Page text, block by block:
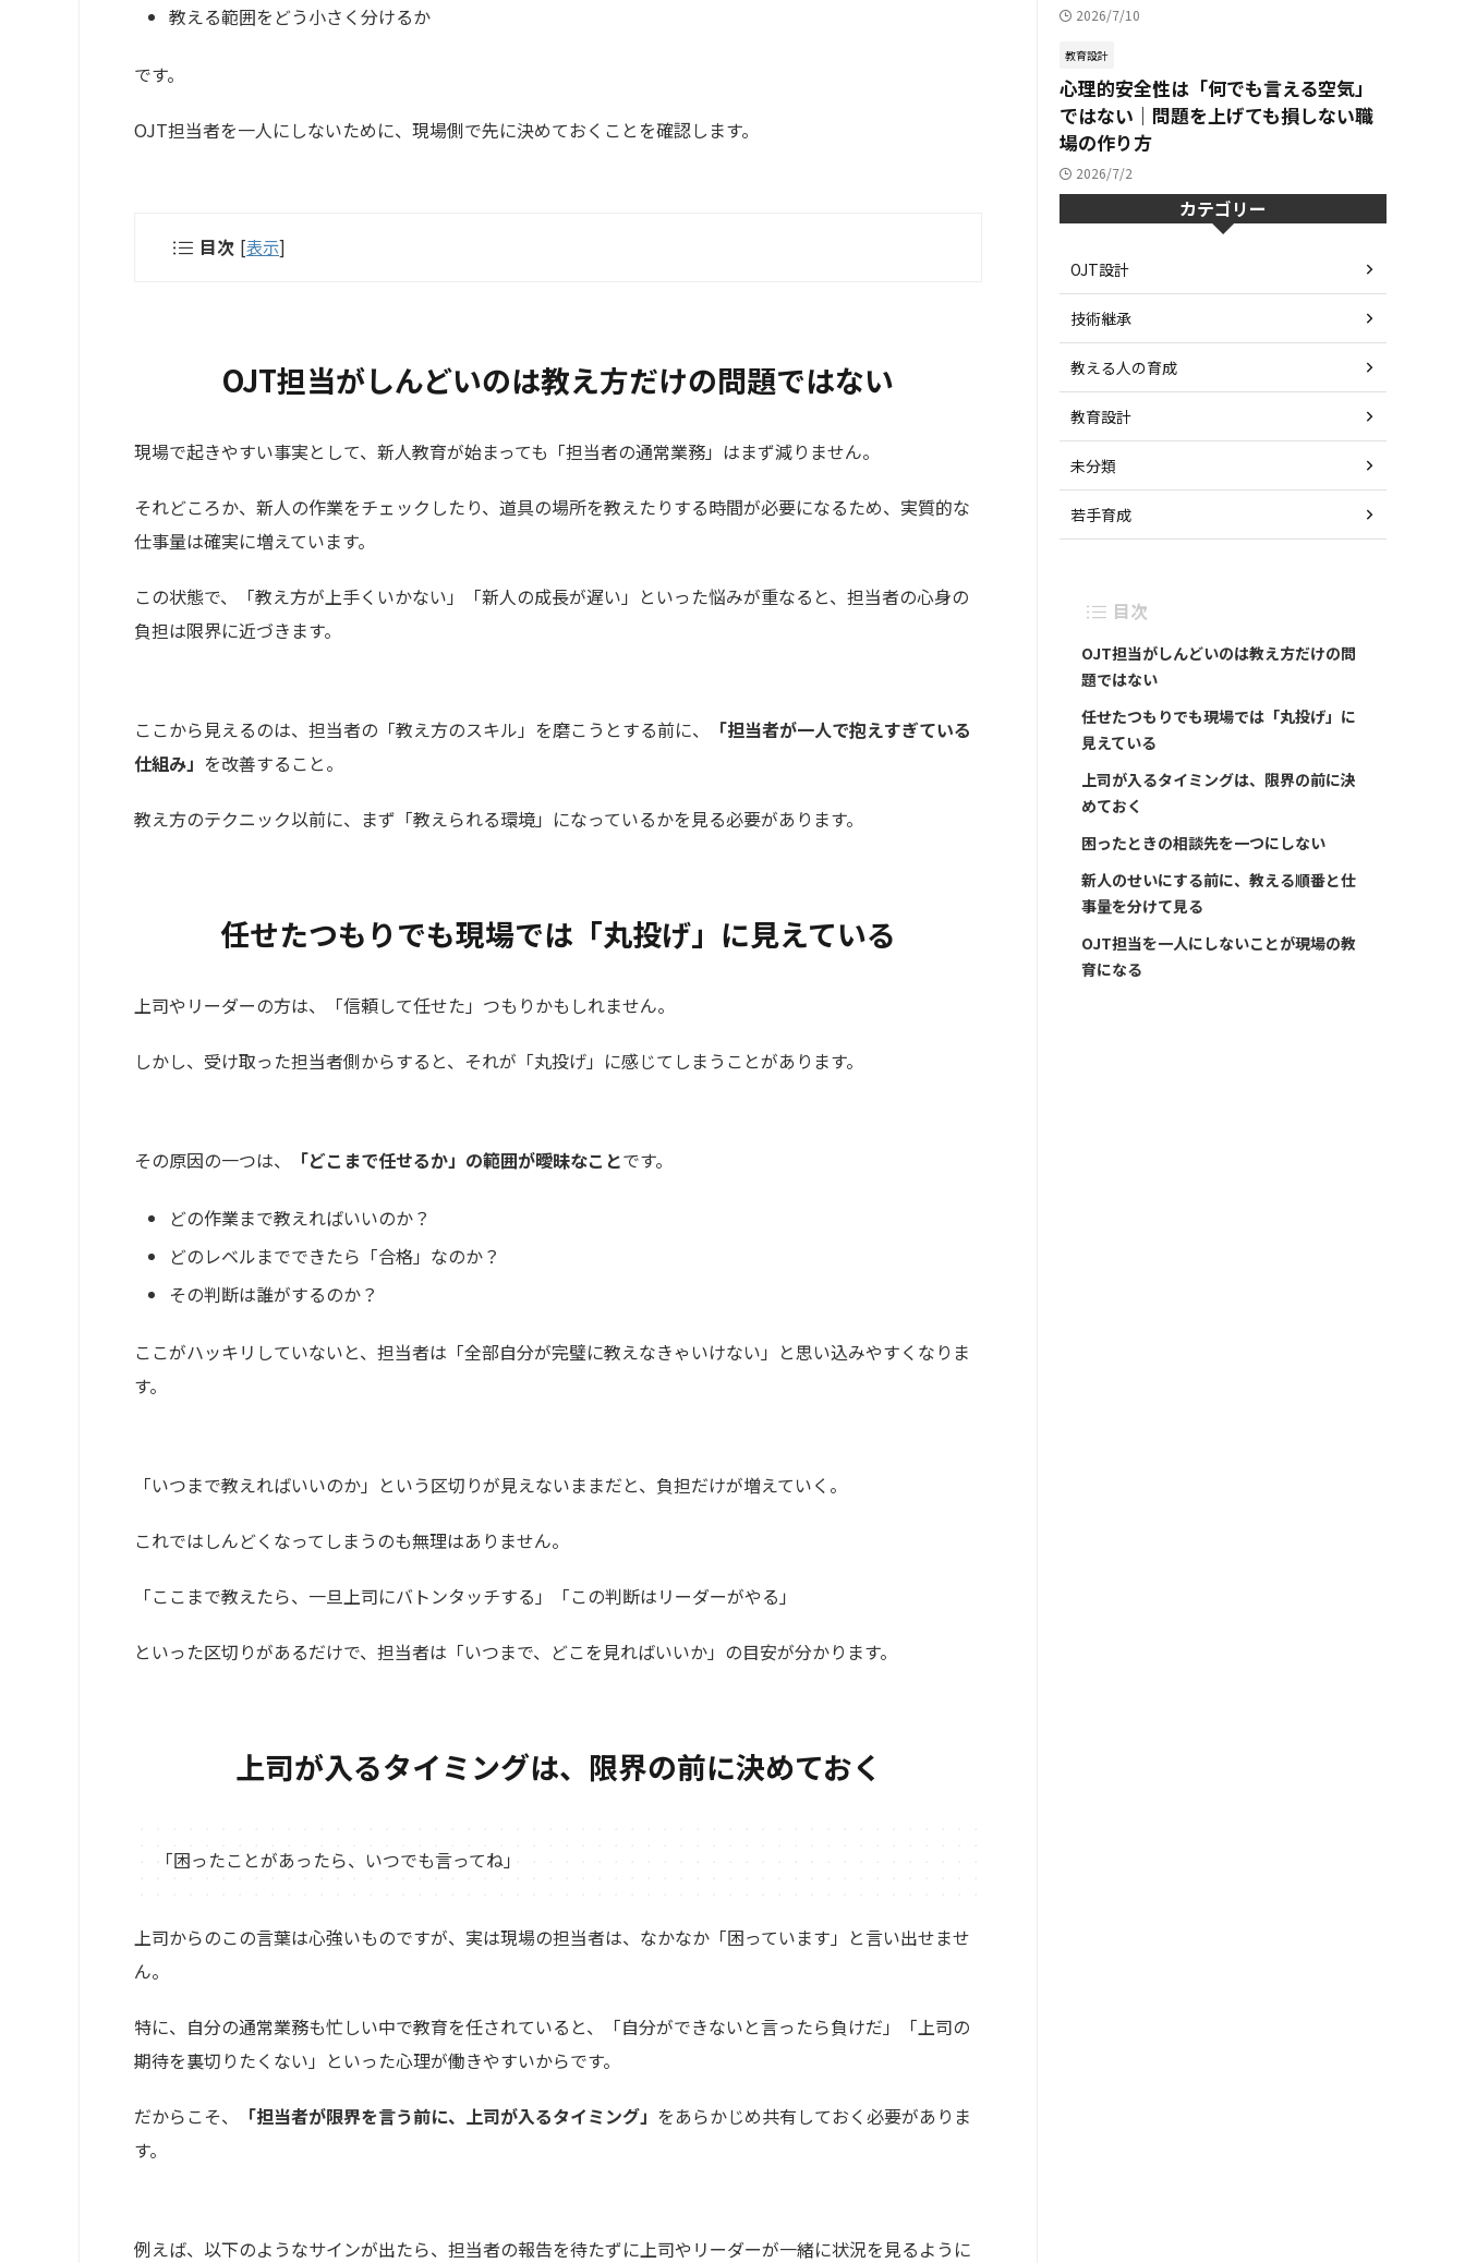
教える範囲をどう小さく分けるか
です。
OJT担当者を一人にしないために、現場側で先に決めておくことを確認します。
目次 [表示]
OJT担当がしんどいのは教え方だけの問題ではない
現場で起きやすい事実として、新人教育が始まっても「担当者の通常業務」はまず減りません。
それどころか、新人の作業をチェックしたり、道具の場所を教えたりする時間が必要になるため、実質的な
仕事量は確実に増えています。
この状態で、「教え方が上手くいかない」「新人の成長が遅い」といった悩みが重なると、担当者の心身の
負担は限界に近づきます。
ここから見えるのは、担当者の「教え方のスキル」を磨こうとする前に、
「担当者が一人で抱えすぎている
仕組み」 を改善すること。
教え方のテクニック以前に、まず「教えられる環境」になっているかを見る必要があります。
任せたつもりでも現場では「丸投げ」に見えている
上司やリーダーの方は、「信頼して任せた」つもりかもしれません。
しかし、受け取った担当者側からすると、それが「丸投げ」に感じてしまうことがあります。
その原因の一つは、 「どこまで任せるか」の範囲が曖昧なことです。
どの作業まで教えればいいのか？
どのレベルまでできたら「合格」なのか？
その判断は誰がするのか？
ここがハッキリしていないと、担当者は「全部自分が完璧に教えなきゃいけない」と思い込みやすくなりま
す。
「いつまで教えればいいのか」という区切りが見えないままだと、負担だけが増えていく。
これではしんどくなってしまうのも無理はありません。
「ここまで教えたら、一旦上司にバトンタッチする」「この判断はリーダーがやる」
といった区切りがあるだけで、担当者は「いつまで、どこを見ればいいか」の目安が分かります。
上司が入るタイミングは、限界の前に決めておく
「困ったことがあったら、いつでも言ってね」
上司からのこの言葉は心強いものですが、実は現場の担当者は、なかなか「困っています」と言い出せませ
ん。
特に、自分の通常業務も忙しい中で教育を任されていると、「自分ができないと言ったら負けだ」「上司の
期待を裏切りたくない」といった心理が働きやすいからです。
だからこそ、 「担当者が限界を言う前に、上司が入るタイミング」 をあらかじめ共有しておく必要がありま
す。
例えば、以下のようなサインが出たら、担当者の報告を待たずに上司やリーダーが一緒に状況を見るように
2026/7/10
教育設計
心理的安全性は「何でも言える空気」
ではない｜問題を上げても損しない職
場の作り方
2026/7/2
カテゴリー
OJT設計
技術継承
教える人の育成
教育設計
未分類
若手育成
目次
OJT担当がしんどいのは教え方だけの問
題ではない
任せたつもりでも現場では「丸投げ」に
見えている
上司が入るタイミングは、限界の前に決
めておく
困ったときの相談先を一つにしない
新人のせいにする前に、教える順番と仕
事量を分けて見る
OJT担当を一人にしないことが現場の教
育になる